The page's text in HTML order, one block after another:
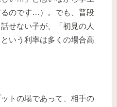
のです…）。でも、普段
せない子が、「初見の人
いう利率は多くの場合高
トの場であって、相手の